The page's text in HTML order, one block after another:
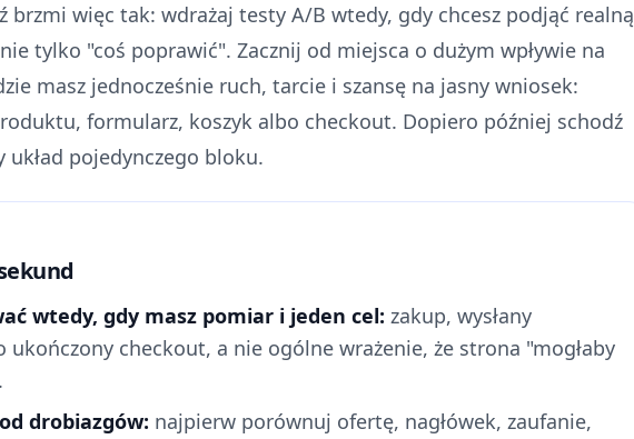
brzmi więc tak: wdrażaj testy A/B wtedy, gdy chcesz podjąć realną
tylko "coś poprawić". Zacznij od miejsca o dużym wpływie na
masz jednocześnie ruch, tarcie i szansę na jasny wniosek:
formularz, koszyk albo checkout. Dopiero później schodź
układ pojedynczego bloku.
wtedy, gdy masz pomiar i jeden cel: zakup, wysłany
ukończony checkout, a nie ogólne wrażenie, że strona "mogłaby
drobiazgów: najpierw porównuj ofertę, nagłówek, zaufanie,